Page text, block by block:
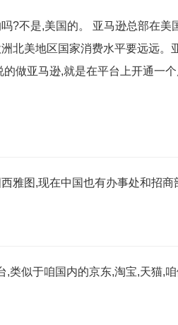
?不是,美国的。 亚马逊总部在
北美地区国家消费水平要远远
做亚马逊,就是在平台上开通一
雅图,现在中国也有办事处和招
,类似于咱国内的京东,淘宝,天猫,